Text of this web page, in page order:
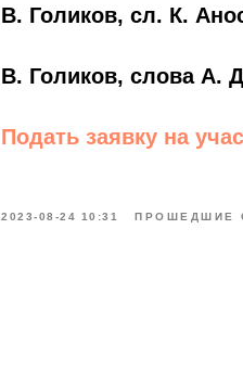
В. Голиков, сл. К.
В. Голиков, слова А.
Подать заявку на
2023-08-24 10:31 ПРОШЕДШИЕ